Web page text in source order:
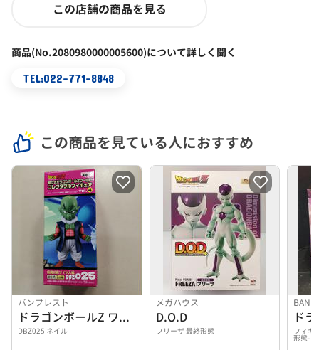
この店舗の商品を見る
商品(No.2080980000005600)について詳しく聞く
TEL:022-771-8848
この商品を見ている人におすすめ
バンプレスト
ドラゴンボールZ ワールドコレクタブルフィギュア
DBZ025 ネイル
メガハウス
D.O.D
フリーザ 最終形態
ド
フィギ
形態-